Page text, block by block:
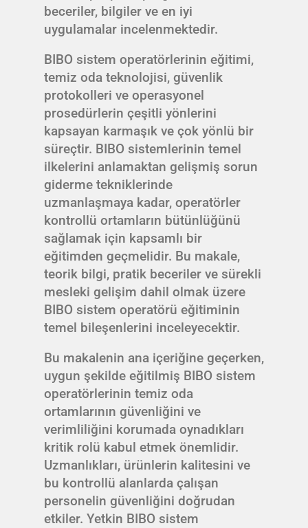
beceriler, bilgiler ve en iyi
uygulamalar incelenmektedir.
BIBO sistem operatörlerinin eğitimi,
temiz oda teknolojisi, güvenlik
protokolleri ve operasyonel
prosedürlerin çeşitli yönlerini
kapsayan karmaşık ve çok yönlü bir
süreçtir. BIBO sistemlerinin temel
ilkelerini anlamaktan gelişmiş sorun
giderme tekniklerinde
uzmanlaşmaya kadar, operatörler
kontrollü ortamların bütünlüğünü
sağlamak için kapsamlı bir
eğitimden geçmelidir. Bu makale,
teorik bilgi, pratik beceriler ve sürekli
mesleki gelişim dahil olmak üzere
BIBO sistem operatörü eğitiminin
temel bileşenlerini inceleyecektir.
Bu makalenin ana içeriğine geçerken,
uygun şekilde eğitilmiş BIBO sistem
operatörlerinin temiz oda
ortamlarının güvenliğini ve
verimliliğini korumada oynadıkları
kritik rolü kabul etmek önemlidir.
Uzmanlıkları, ürünlerin kalitesini ve
bu kontrollü alanlarda çalışan
personelin güvenliğini doğrudan
etkiler. Yetkin BIBO sistem